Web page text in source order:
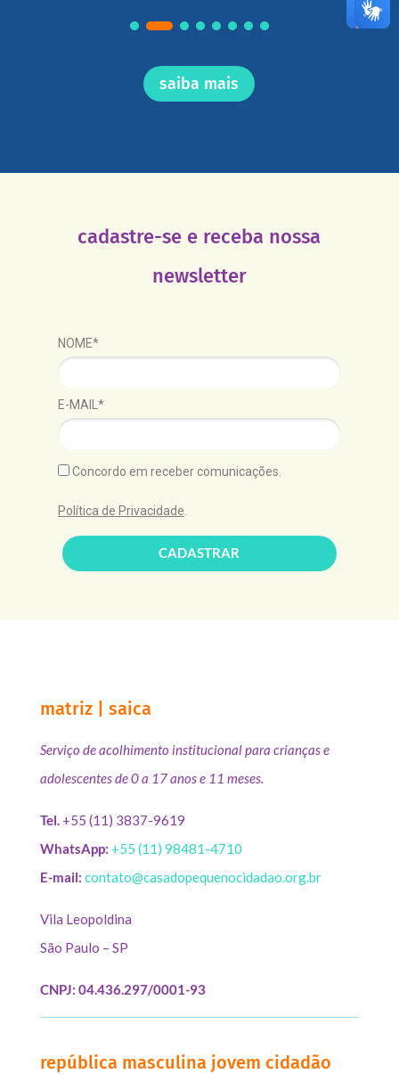
saiba mais
cadastre-se e receba nossa
newsletter
NOME*
E-MAIL*
Concordo em receber comunicações.
Política de Privacidade
CADASTRAR
matriz | saica
Serviço de acolhimento institucional para crianças e
adolescentes de 0 a 17 anos e 11 meses.
Tel. +55 (11) 3837-9619
WhatsApp: +55 (11) 98481-4710
E-mail: contato@casadopequenocidadao.org.br
Vila Leopoldina
São Paulo – SP
CNPJ: 04.436.297/0001-93
república masculina jovem cidadão